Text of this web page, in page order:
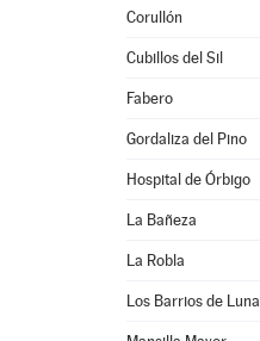
Corullón
Cubillos del Sil
Fabero
Gordaliza del Pino
Hospital de Órbigo
La Bañeza
La Robla
Los Barrios de Luna